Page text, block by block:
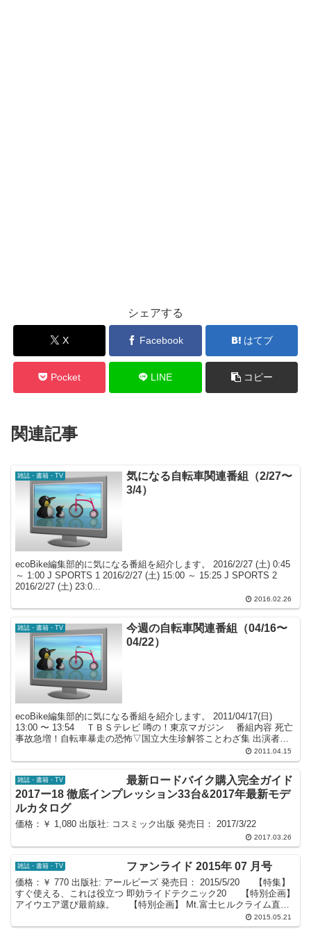
シェアする
X Facebook はてブ
Pocket LINE コピー
関連記事
雑誌・書籍・TV
気になる自転車関連番組（2/27〜
3/4）
ecoBike編集部的に気になる番組を紹介します。 2016/2/27 (土) 0:45
～ 1:00 J SPORTS 1 2016/2/27 (土) 15:00 ～ 15:25 J SPORTS 2
2016/2/27 (土) 23:0...
2016.02.26
雑誌・書籍・TV
今週の自転車関連番組（04/16〜
04/22）
ecoBike編集部的に気になる番組を紹介します。 2011/04/17(日)
13:00 〜 13:54 ＴＢＳテレビ 噂の！東京マガジン 番組内容 死亡
事故急増！自転車暴走の恐怖▽国立大生珍解答ことわざ集 出演者／
2011.04.15
雑誌・書籍・TV
最新ロードバイク購入完全ガイド
2017ー18 徹底インプレッション33台&2017年最新モデ
ルカタログ
価格：￥ 1,080 出版社: コスミック出版 発売日： 2017/3/22
2017.03.26
雑誌・書籍・TV ファンライド 2015年 07 月号
価格：￥ 770 出版社: アールビーズ 発売日： 2015/5/20 【特集】
すぐ使える、これは役立つ 即効ライドテクニック20 【特別企画】
アイウエア選び最前線。 【特別企画】 Mt.富士ヒルクライム直前
2015.05.21